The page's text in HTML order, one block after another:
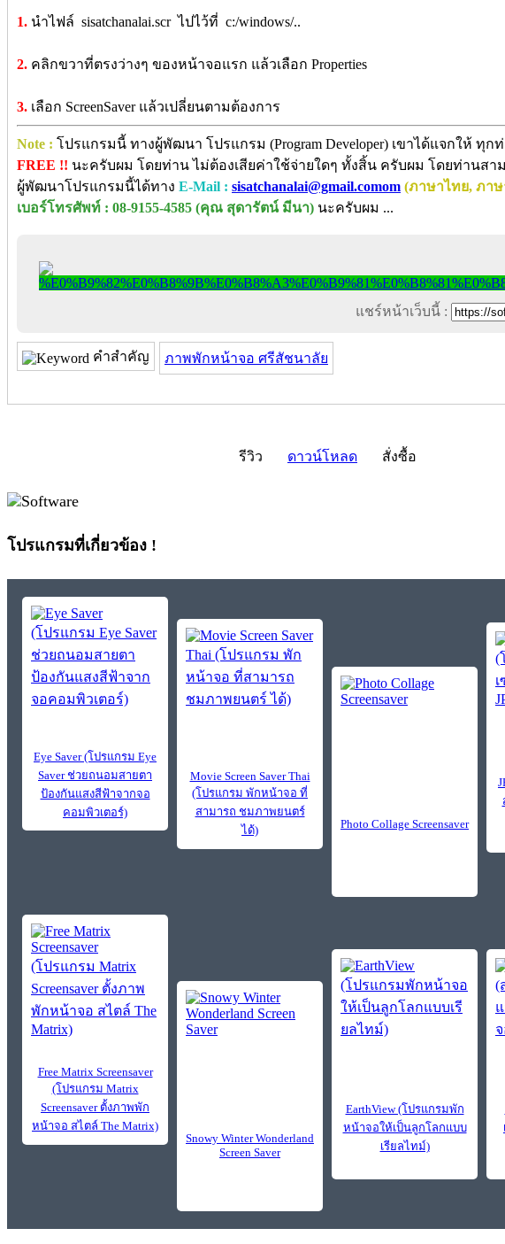
1. นำไฟล์ sisatchanalai.scr ไปไว้ที่ c:/windows/..
2. คลิกขวาที่ตรงว่างๆ ของหน้าจอแรก แล้วเลือก Properties
3. เลือก ScreenSaver แล้วเปลี่ยนตามต้องการ
Note : โปรแกรมนี้ ทางผู้พัฒนา โปรแกรม (Program Developer) เขาได้แจกให้ ทุ
FREE !! นะครับผม โดยท่าน ไม่ต้องเสียค่าใช้จ่ายใดๆ ทั้งสิ้น ครับผม โดยท่านสา
ผู้พัฒนาโปรแกรมนี้ได้ทาง E-Mail : sisatchanalai@gmail.comom (ภาษาไทย, ภา
เบอร์โทรศัพท์ : 08-9155-4585 (คุณ สุดารัตน์ มีนา) นะครับผม ...
แชร์หน้าเว็บนี้ :
คำสำคัญ ภาพพักหน้าจอ ศรีสัชนาลัย
รีวิว ดาวน์โหลด สั่งซื้อ
โปรแกรมที่เกี่ยวข้อง !
Eye Saver (โปรแกรม Eye
Saver ช่วยถนอมสายตา
ป้องกันแสงสีฟ้าจากจอ
คอมพิวเตอร์)
Movie Screen Saver Thai
(โปรแกรม พักหน้าจอ ที่
สามารถ ชมภาพยนตร์
ได้)
Photo Collage Screensaver
Free Matrix Screensaver
(โปรแกรม Matrix
Screensaver ตั้งภาพพัก
หน้าจอ สไตล์ The Matrix)
Snowy Winter Wonderland
Screen Saver
EarthView (โปรแกรมพัก
หน้าจอให้เป็นลูกโลกแบบ
เรียลไทม์)